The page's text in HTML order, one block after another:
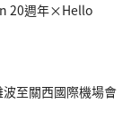
20週年×Hello
波至關西國際機場會